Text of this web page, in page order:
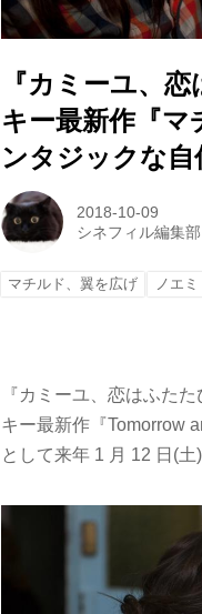
『カミーユ、
キー最新作『
ンタジックな自
2018-10-09
シネフィル編集部
マチルド、翼を広げ ノエ
『カミーユ、恋はふた
キー最新作『Tomorrow
として来年 1 月 12 日(